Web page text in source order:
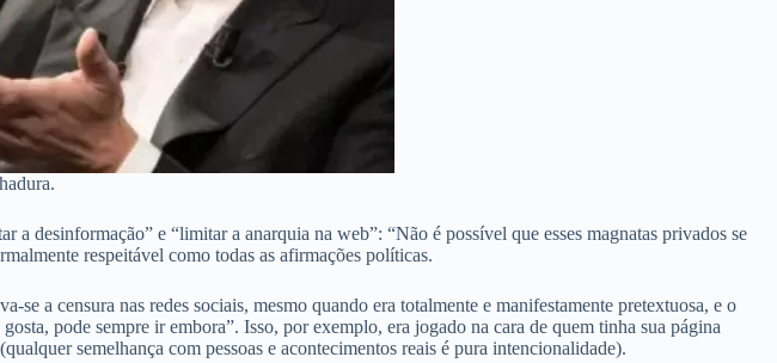
desinformação” e “limitar a anarquia na web”: “Não é possível que esses magnatas privados se
respeitável como todas as afirmações políticas.
se a censura nas redes sociais, mesmo quando era totalmente e manifestamente pretextuosa, e o
pode sempre ir embora”. Isso, por exemplo, era jogado na cara de quem tinha sua página
semelhança com pessoas e acontecimentos reais é pura intencionalidade).